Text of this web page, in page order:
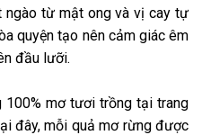
ngào từ mật ong và vị cay tự
quyện tạo nên cảm giác êm
đầu lưỡi.
mơ tươi trồng tại trang
đây, mỗi quả mơ rừng được